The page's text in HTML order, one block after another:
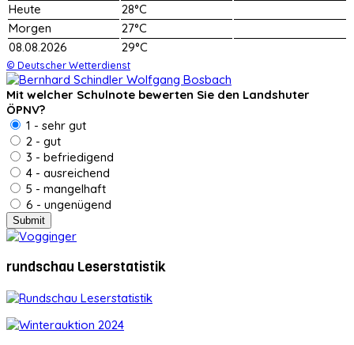
Heute
28°C
Morgen
27°C
08.08.2026
29°C
© Deutscher Wetterdienst
Mit welcher Schulnote bewerten Sie den Landshuter
ÖPNV?
1 - sehr gut
2 - gut
3 - befriedigend
4 - ausreichend
5 - mangelhaft
6 - ungenügend
rundschau Leserstatistik